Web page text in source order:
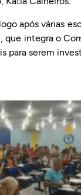
após várias
integra o
para serem